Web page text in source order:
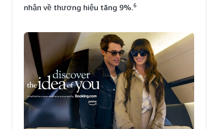
nhận về thương hiệu tăng 9%.6